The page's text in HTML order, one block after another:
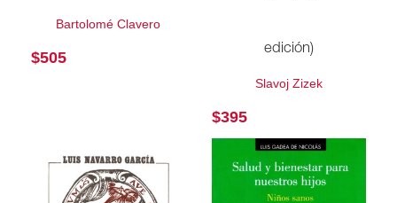
Bartolomé Clavero
$505
edición)
Slavoj Zizek
$395